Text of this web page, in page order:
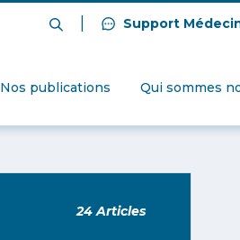
Support
Nos publications Qui sommes
24 Articles